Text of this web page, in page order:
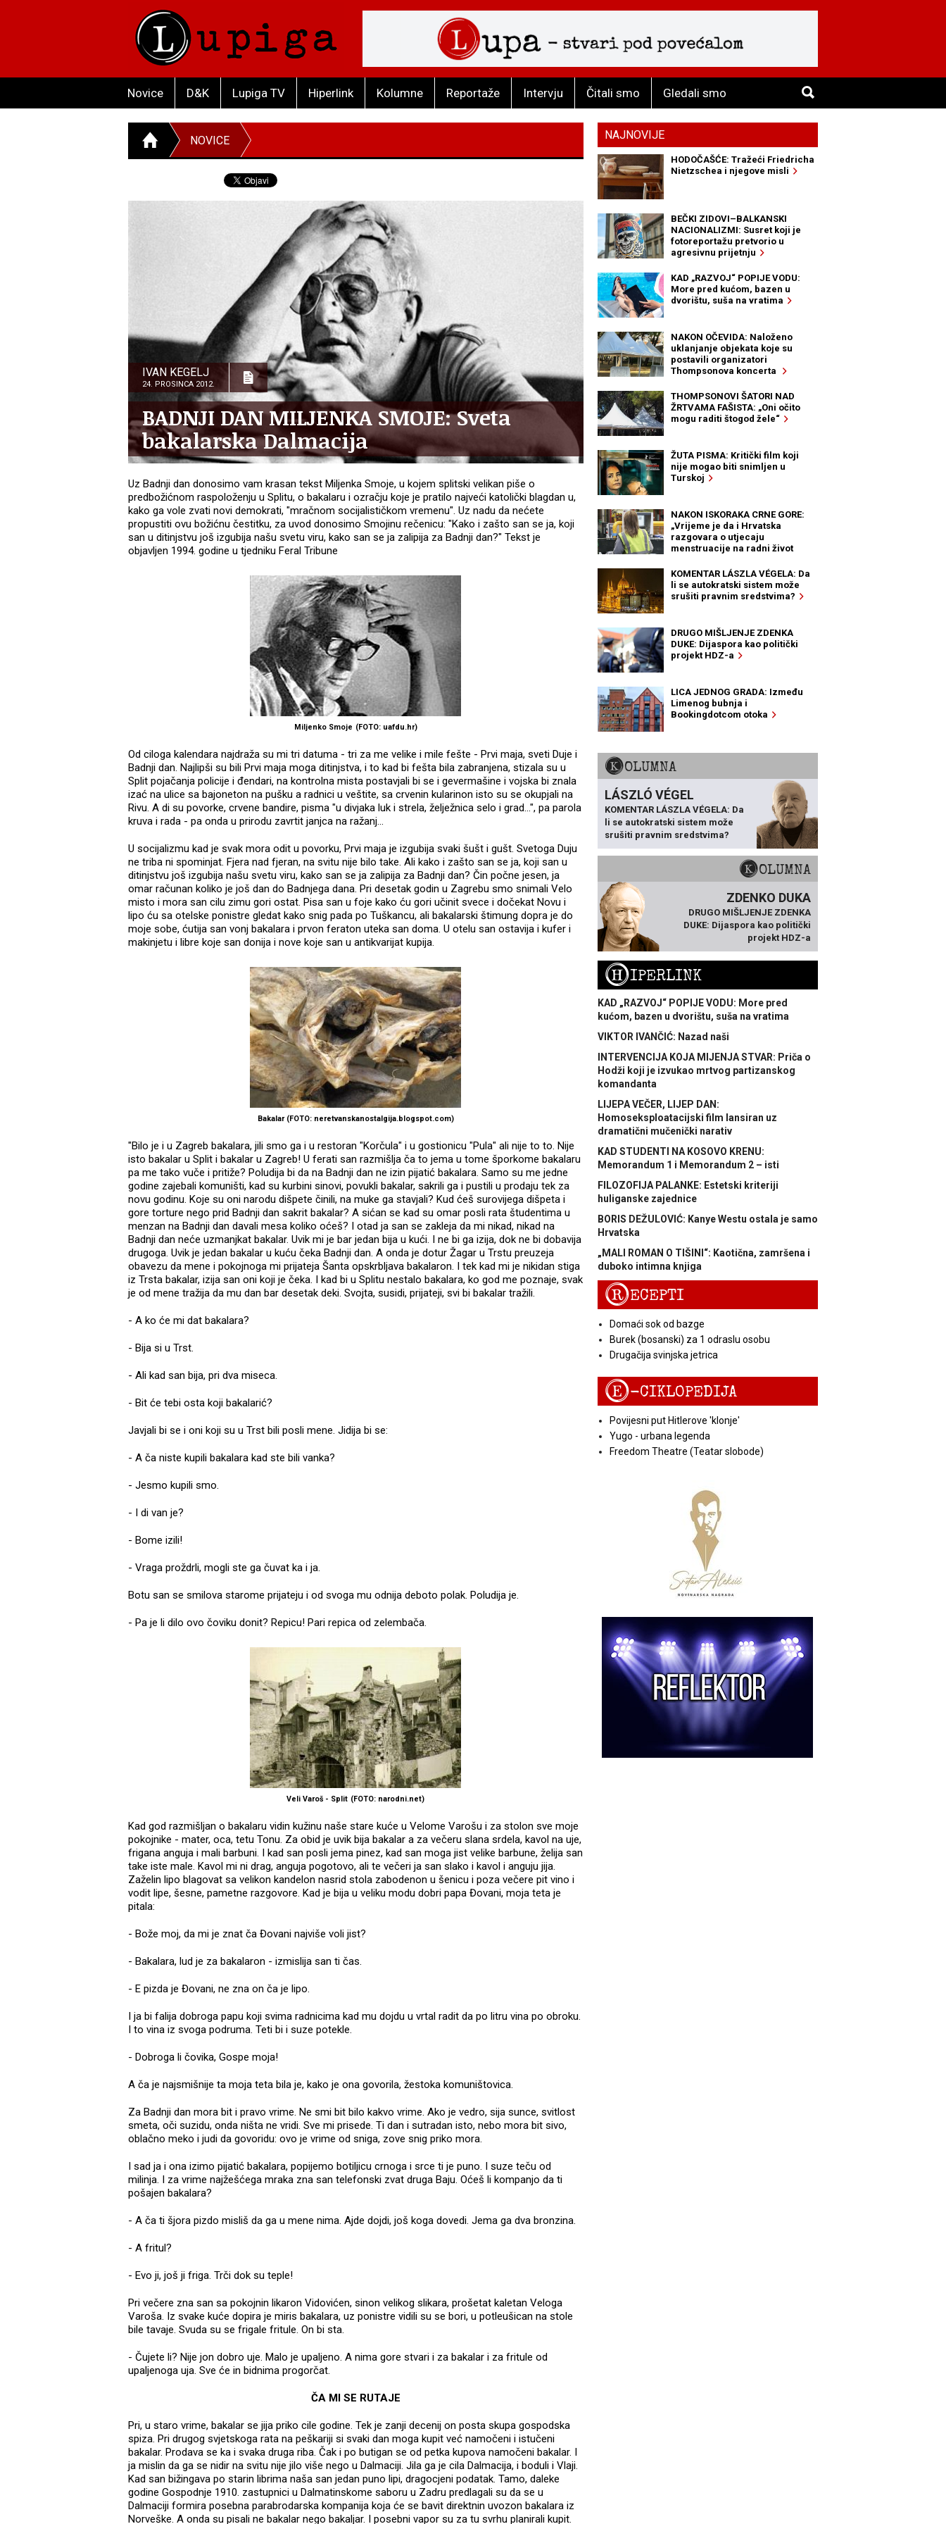
Novice D&K Lupiga TV Hiperlink Kolumne Reportaže Intervju Čitali smo Gledali smo
NOVICE
IVAN KEGELJ
24. PROSINCA 2012.
BADNJI DAN MILJENKA SMOJE: Sveta
bakalarska Dalmacija
Uz Badnji dan donosimo vam krasan tekst Miljenka Smoje, u kojem splitski velikan piše o
predbožićnom raspoloženju u Splitu, o bakalaru i ozračju koje je pratilo najveći katolički blagdan u,
kako ga vole zvati novi demokrati, "mračnom socijalističkom vremenu". Uz nadu da nećete
propustiti ovu božićnu čestitku, za uvod donosimo Smojinu rečenicu: "Kako i zašto san se ja, koji
san u ditinjstvu još izgubija našu svetu viru, kako san se ja zalipija za Badnji dan?" Tekst je
objavljen 1994. godine u tjedniku Feral Tribune
Miljenko Smoje (FOTO: uafdu.hr)
Od ciloga kalendara najdraža su mi tri datuma - tri za me velike i mile fešte - Prvi maja, sveti Duje i
Badnji dan. Najlipši su bili Prvi maja moga ditinjstva, i to kad bi fešta bila zabranjena, stizala su u
Split pojačanja policije i đendari, na kontrolna mista postavjali bi se i gevermašine i vojska bi znala
izać na ulice sa bajoneton na pušku a radnici u veštite, sa crvenin kularinon isto su se okupjali na
Rivu. A di su povorke, crvene bandire, pisma "u divjaka luk i strela, želježnica selo i grad...", pa parola
kruva i rada - pa onda u prirodu zavrtit janjca na ražanj...
U socijalizmu kad je svak mora odit u povorku, Prvi maja je izgubija svaki šušt i gušt. Svetoga Duju
ne triba ni spominjat. Fjera nad fjeran, na svitu nije bilo take. Ali kako i zašto san se ja, koji san u
ditinjstvu još izgubija našu svetu viru, kako san se ja zalipija za Badnji dan? Čin počne jesen, ja
omar računan koliko je još dan do Badnjega dana. Pri desetak godin u Zagrebu smo snimali Velo
misto i mora san cilu zimu gori ostat. Pisa san u foje kako ću gori učinit svece i dočekat Novu i
lipo ću sa otelske ponistre gledat kako snig pada po Tuškancu, ali bakalarski štimung dopra je do
moje sobe, ćutija san vonj bakalara i prvon feraton uteka san doma. U otelu san ostavija i kufer i
makinjetu i libre koje san donija i nove koje san u antikvarijat kupija.
Bakalar (FOTO: neretvanskanostalgija.blogspot.com)
"Bilo je i u Zagreb bakalara, jili smo ga i u restoran "Korčula" i u gostionicu "Pula" ali nije to to. Nije
isto bakalar u Split i bakalar u Zagreb! U ferati san razmišlja ča to jema u tome šporkome bakalaru
pa me tako vuče i pritiže? Poludija bi da na Badnji dan ne izin pijatić bakalara. Samo su me jedne
godine zajebali komuništi, kad su kurbini sinovi, povukli bakalar, sakrili ga i pustili u prodaju tek za
novu godinu. Koje su oni narodu dišpete činili, na muke ga stavjali? Kud ćeš surovijega dišpeta i
gore torture nego prid Badnji dan sakrit bakalar? A sićan se kad su omar posli rata študentima u
menzan na Badnji dan davali mesa koliko oćeš? I otad ja san se zakleja da mi nikad, nikad na
Badnji dan neće uzmanjkat bakalar. Uvik mi je bar jedan bija u kući. I ne bi ga izija, dok ne bi dobavija
drugoga. Uvik je jedan bakalar u kuću čeka Badnji dan. A onda je dotur Žagar u Trstu preuzeja
obavezu da mene i pokojnoga mi prijateja Šanta opskrbljava bakalaron. I tek kad mi je nikidan stiga
iz Trsta bakalar, izija san oni koji je čeka. I kad bi u Splitu nestalo bakalara, ko god me poznaje, svak
je od mene tražija da mu dan bar desetak deki. Svojta, susidi, prijateji, svi bi bakalar tražili.
- A ko će mi dat bakalara?
- Bija si u Trst.
- Ali kad san bija, pri dva miseca.
- Bit će tebi osta koji bakalarić?
Javjali bi se i oni koji su u Trst bili posli mene. Jidija bi se:
- A ča niste kupili bakalara kad ste bili vanka?
- Jesmo kupili smo.
- I di van je?
- Bome izili!
- Vraga proždrli, mogli ste ga čuvat ka i ja.
Botu san se smilova starome prijateju i od svoga mu odnija deboto polak. Poludija je.
- Pa je li dilo ovo čoviku donit? Repicu! Pari repica od zelembača.
Veli Varoš - Split (FOTO: narodni.net)
Kad god razmišljan o bakalaru vidin kužinu naše stare kuće u Velome Varošu i za stolon sve moje
pokojnike - mater, oca, tetu Tonu. Za obid je uvik bija bakalar a za večeru slana srdela, kavol na uje,
frigana anguja i mali barbuni. I kad san posli jema pinez, kad san moga jist velike barbune, želija san
take iste male. Kavol mi ni drag, anguja pogotovo, ali te večeri ja san slako i kavol i anguju jija.
Zaželin lipo blagovat sa velikon kandelon nasrid stola zabodenon u šenicu i poza večere pit vino i
vodit lipe, šesne, pametne razgovore. Kad je bija u veliku modu dobri papa Đovani, moja teta je
pitala:
- Bože moj, da mi je znat ča Đovani najviše voli jist?
- Bakalara, lud je za bakalaron - izmislija san ti čas.
- E pizda je Đovani, ne zna on ča je lipo.
I ja bi falija dobroga papu koji svima radnicima kad mu dojdu u vrtal radit da po litru vina po obroku.
I to vina iz svoga podruma. Teti bi i suze potekle.
- Dobroga li čovika, Gospe moja!
A ča je najsmišnije ta moja teta bila je, kako je ona govorila, žestoka komuništovica.
Za Badnji dan mora bit i pravo vrime. Ne smi bit bilo kakvo vrime. Ako je vedro, sija sunce, svitlost
smeta, oči suzidu, onda ništa ne vridi. Sve mi prisede. Ti dan i sutradan isto, nebo mora bit sivo,
oblačno meko i judi da govoridu: ovo je vrime od sniga, zove snig priko mora.
I sad ja i ona izimo pijatić bakalara, popijemo botiljicu crnoga i srce ti je puno. I suze teču od
milinja. I za vrime najžešćega mraka zna san telefonski zvat druga Baju. Oćeš li kompanjo da ti
pošajen bakalara?
- A ča ti šjora pizdo misliš da ga u mene nima. Ajde dojdi, još koga dovedi. Jema ga dva bronzina.
- A fritul?
- Evo ji, još ji friga. Trči dok su teple!
Pri večere zna san sa pokojnin likaron Vidovićen, sinon velikog slikara, prošetat kaletan Veloga
Varoša. Iz svake kuće dopira je miris bakalara, uz ponistre vidili su se bori, u potleušican na stole
bile tavaje. Svuda su se frigale fritule. On bi sta.
- Čujete li? Nije jon dobro uje. Malo je upaljeno. A nima gore stvari i za bakalar i za fritule od
upaljenoga uja. Sve će in bidnima progorčat.
ČA MI SE RUTAJE
Pri, u staro vrime, bakalar se jija priko cile godine. Tek je zanji decenij on posta skupa gospodska
spiza. Pri drugog svjetskoga rata na peškariji si svaki dan moga kupit već namočeni i istučeni
bakalar. Prodava se ka i svaka druga riba. Čak i po butigan se od petka kupova namočeni bakalar. I
ja mislin da ga se nidir na svitu nije jilo više nego u Dalmaciji. Jila ga je cila Dalmacija, i boduli i Vlaji.
Kad san bižingava po starin librima naša san jedan puno lipi, dragocjeni podatak. Tamo, daleke
godine Gospodnje 1910. zastupnici u Dalmatinskome saboru u Zadru predlagali su da se u
Dalmaciji formira posebna parabrodarska kompanija koja će se bavit direktnin uvozon bakalara iz
Norveške. A onda su pisali ne bakalar nego bakaljar. I posebni vapor su za tu svrhu planirali kupit.
NAJNOVIJE
HODOČAŠĆE: Tražeći Friedricha
Nietzschea i njegove misli
BEČKI ZIDOVI–BALKANSKI
NACIONALIZMI: Susret koji je
fotoreportažu pretvorio u
agresivnu prijetnju
KAD „RAZVOJ“ POPIJE VODU:
More pred kućom, bazen u
dvorištu, suša na vratima
NAKON OČEVIDA: Naloženo
uklanjanje objekata koje su
postavili organizatori
Thompsonova koncerta
THOMPSONOVI ŠATORI NAD
ŽRTVAMA FAŠISTA: „Oni očito
mogu raditi štogod žele“
ŽUTA PISMA: Kritički film koji
nije mogao biti snimljen u
Turskoj
NAKON ISKORAKA CRNE GORE:
„Vrijeme je da i Hrvatska
razgovara o utjecaju
menstruacije na radni život
KOMENTAR LÁSZLA VÉGELA: Da
li se autokratski sistem može
srušiti pravnim sredstvima?
DRUGO MIŠLJENJE ZDENKA
DUKE: Dijaspora kao politički
projekt HDZ-a
LICA JEDNOG GRADA: Između
Limenog bubnja i
Bookingdotcom otoka
KOLUMNA
LÁSZLÓ VÉGEL
KOMENTAR LÁSZLA VÉGELA: Da
li se autokratski sistem može
srušiti pravnim sredstvima?
KOLUMNA
ZDENKO DUKA
DRUGO MIŠLJENJE ZDENKA
DUKE: Dijaspora kao politički
projekt HDZ-a
HIPERLINK
KAD „RAZVOJ“ POPIJE VODU: More pred
kućom, bazen u dvorištu, suša na vratima
VIKTOR IVANČIĆ: Nazad naši
INTERVENCIJA KOJA MIJENJA STVAR: Priča o
Hodži koji je izvukao mrtvog partizanskog
komandanta
LIJEPA VEČER, LIJEP DAN:
Homoseksploatacijski film lansiran uz
dramatični mučenički narativ
KAD STUDENTI NA KOSOVO KRENU:
Memorandum 1 i Memorandum 2 – isti
FILOZOFIJA PALANKE: Estetski kriteriji
huliganske zajednice
BORIS DEŽULOVIĆ: Kanye Westu ostala je samo
Hrvatska
„MALI ROMAN O TIŠINI“: Kaotična, zamršena i
duboko intimna knjiga
RECEPTI
Domaći sok od bazge
Burek (bosanski) za 1 odraslu osobu
Drugačija svinjska jetrica
E-CIKLOPEDIJA
Povijesni put Hitlerove 'klonje'
Yugo - urbana legenda
Freedom Theatre (Teatar slobode)